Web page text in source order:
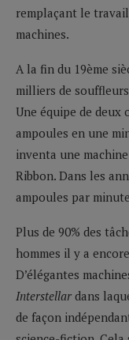
remplaçant le
machines.
A la fin du 19ème
milliers de
Une équipe de
ampoules en une
inventa une
Ribbon. Dans les
ampoules par
Plus de 90% des
hommes il y a
D’élégantes
Interstellar dans
de façon